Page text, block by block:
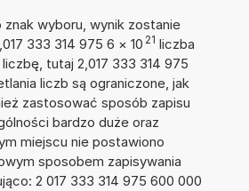
wyboru, wynik zostanie
333 314 975 6 × 10 21 liczba
tutaj 2,017 333 314 975
liczb są ograniczone, jak
zastosować sposób zapisu
bardzo duże oraz
miejscu nie postawiono
sposobem zapisywania
2 017 333 314 975 600 000